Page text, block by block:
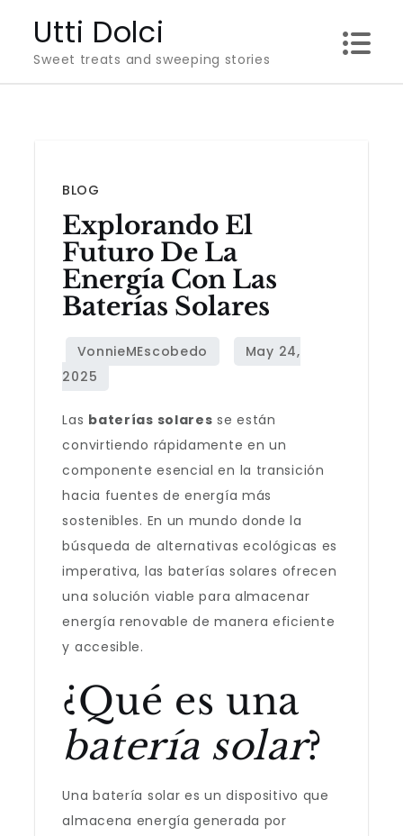
content
Utti Dolci
Sweet treats and sweeping stories
BLOG
Explorando El
Futuro De La
Energía Con Las
Baterías Solares
Las baterías solares se están
convirtiendo rápidamente en un
componente esencial en la transición
hacia fuentes de energía más
sostenibles. En un mundo donde la
búsqueda de alternativas ecológicas es
imperativa, las baterías solares ofrecen
una solución viable para almacenar
energía renovable de manera eficiente
y accesible.
¿Qué es una
batería solar?
Una batería solar es un dispositivo que
almacena energía generada por